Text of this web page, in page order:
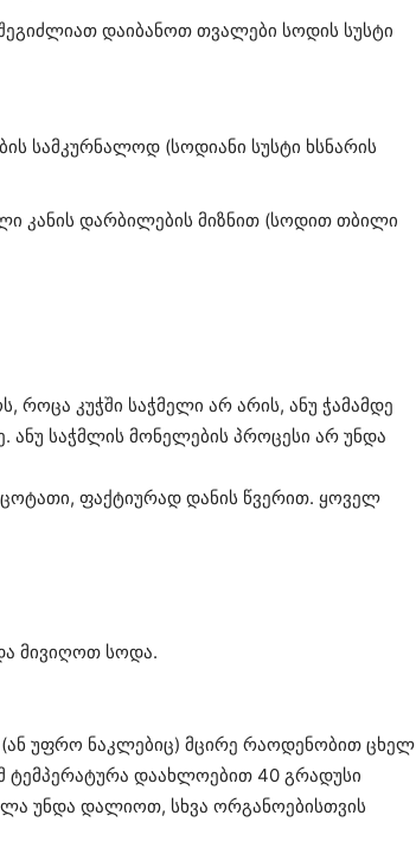
დაიბანოთ თვალები სოდის სუსტი
სამკურნალოდ (სოდიანი სუსტი ხსნარის
კანის დარბილების მიზნით (სოდით თბილი
კუჭში საჭმელი არ არის, ანუ ჭამამდე
ანუ საჭმლის მონელების პროცესი არ უნდა
ფაქტიურად დანის წვერით. ყოველ
მივიღოთ სოდა.
უფრო ნაკლებიც) მცირე რაოდენობით ცხელ
ტემპერატურა დაახლოებით 40 გრადუსი
უნდა დალიოთ, სხვა ორგანოებისთვის